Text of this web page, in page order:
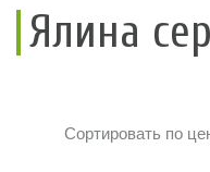
Ялина
Сортировать по